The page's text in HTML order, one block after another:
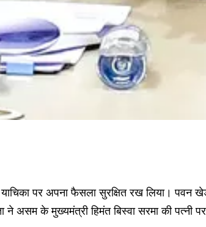
पर अपना फैसला सुरक्षित रख लिया।
असम के मुख्यमंत्री हिमंत बिस्वा सरमा की पत्नी